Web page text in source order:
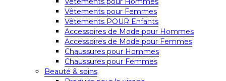
Vêtements pour Femmes
Vêtements POUR Enfants
Accessoires de Mode pour Hommes
Accessoires de Mode pour Femmes
Chaussures pour Hommes
Chaussures pour Femmes
Beauté & soins